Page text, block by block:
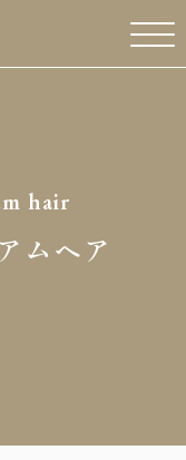
hair
ムヘア